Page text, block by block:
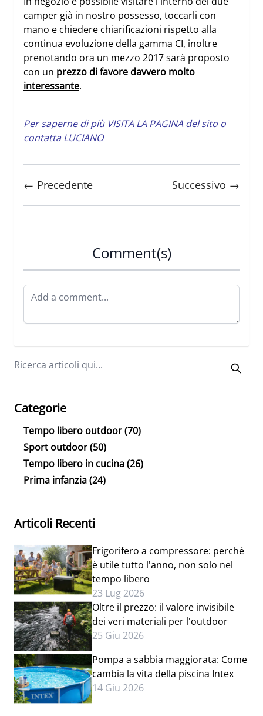
camper già in nostro possesso, toccarli con
mano e chiedere chiarificazioni rispetto alla
continua evoluzione della gamma CI, inoltre
prenotando ora un mezzo 2017 sarà proposto
con un prezzo di favore davvero molto
interessante.
Per saperne di più VISITA LA PAGINA del sito o
contattaLUCIANO
← Precedente Successivo →
Comment(s)
Categorie
Tempo libero outdoor(70)
Sport outdoor(50)
Tempo libero in cucina(26)
Prima infanzia(24)
Articoli Recenti
Frigorifero a compressore: perché
è utile tutto l'anno, non solo nel
tempo libero
23 Lug 2026
Oltre il prezzo: il valore invisibile
dei veri materiali per l'outdoor
25 Giu 2026
Pompa a sabbia maggiorata: Come
cambia la vita della piscina Intex
14 Giu 2026